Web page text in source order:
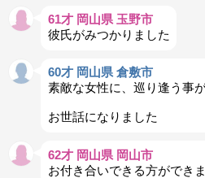
61才 岡山県 玉野市
彼氏がみつかりました
60才 岡山県 倉敷市
素敵な女性に、巡り逢う事
お世話になりました
62才 岡山県 岡山市
お付き合いできる方ができま